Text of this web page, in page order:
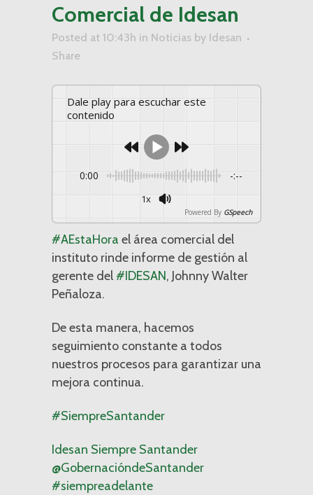
Comercial de Idesan
Posted at 10:43h in Noticias by Idesan
Share
Dale play para escuchar este
contenido
0:00 -:--
1x
Powered By GSpeech
#AEstaHora el área comercial del
instituto rinde informe de gestión al
gerente del #IDESAN, Johnny Walter
Peñaloza.
De esta manera, hacemos
seguimiento constante a todos
nuestros procesos para garantizar una
mejora continua.
#SiempreSantander
Idesan Siempre Santander
@GobernacióndeSantander
#siempreadelante